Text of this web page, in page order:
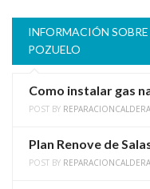
INFORMACIÓN
POZUELO
Como instalar gas
POST BY
Plan Renove de
POST BY